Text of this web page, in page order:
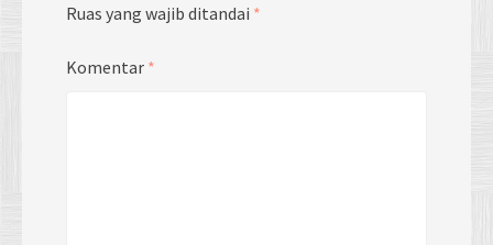
Ruas yang wajib ditandai *
Komentar *